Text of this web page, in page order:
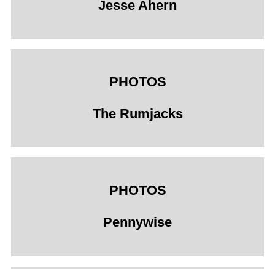
Jesse Ahern
PHOTOS
The Rumjacks
PHOTOS
Pennywise